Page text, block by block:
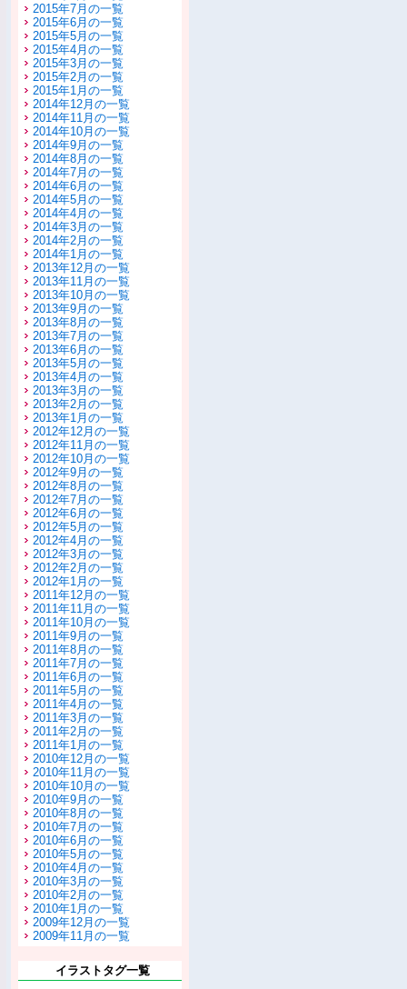
2015年7月の一覧
2015年6月の一覧
2015年5月の一覧
2015年4月の一覧
2015年3月の一覧
2015年2月の一覧
2015年1月の一覧
2014年12月の一覧
2014年11月の一覧
2014年10月の一覧
2014年9月の一覧
2014年8月の一覧
2014年7月の一覧
2014年6月の一覧
2014年5月の一覧
2014年4月の一覧
2014年3月の一覧
2014年2月の一覧
2014年1月の一覧
2013年12月の一覧
2013年11月の一覧
2013年10月の一覧
2013年9月の一覧
2013年8月の一覧
2013年7月の一覧
2013年6月の一覧
2013年5月の一覧
2013年4月の一覧
2013年3月の一覧
2013年2月の一覧
2013年1月の一覧
2012年12月の一覧
2012年11月の一覧
2012年10月の一覧
2012年9月の一覧
2012年8月の一覧
2012年7月の一覧
2012年6月の一覧
2012年5月の一覧
2012年4月の一覧
2012年3月の一覧
2012年2月の一覧
2012年1月の一覧
2011年12月の一覧
2011年11月の一覧
2011年10月の一覧
2011年9月の一覧
2011年8月の一覧
2011年7月の一覧
2011年6月の一覧
2011年5月の一覧
2011年4月の一覧
2011年3月の一覧
2011年2月の一覧
2011年1月の一覧
2010年12月の一覧
2010年11月の一覧
2010年10月の一覧
2010年9月の一覧
2010年8月の一覧
2010年7月の一覧
2010年6月の一覧
2010年5月の一覧
2010年4月の一覧
2010年3月の一覧
2010年2月の一覧
2010年1月の一覧
2009年12月の一覧
2009年11月の一覧
イラストタグ一覧